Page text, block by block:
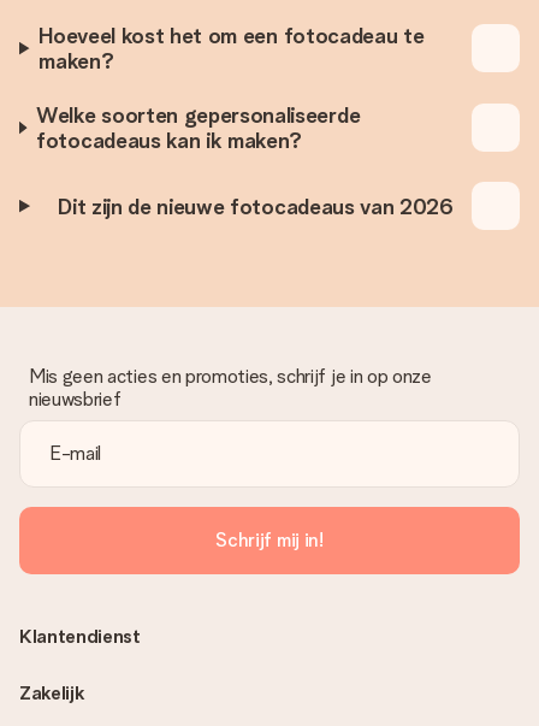
Hoeveel kost het om een fotocadeau te
maken?
Welke soorten gepersonaliseerde
fotocadeaus kan ik maken?
Dit zijn de nieuwe fotocadeaus van 2026
Mis geen acties en promoties, schrijf je in op onze
nieuwsbrief
Schrijf mij in!
Klantendienst
Zakelijk